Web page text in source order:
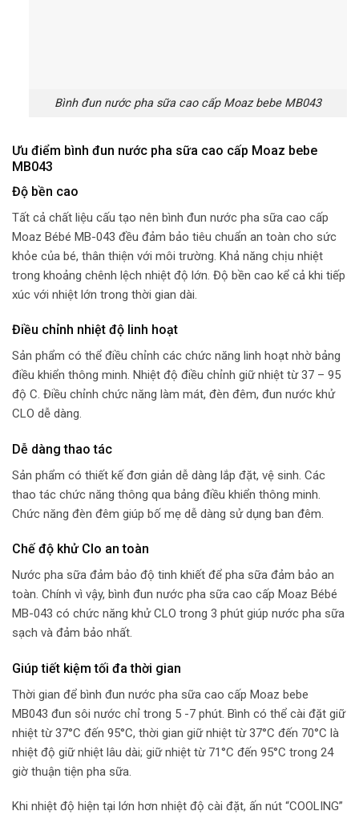
Bình đun nước pha sữa cao cấp Moaz bebe MB043
Ưu điểm bình đun nước pha sữa cao cấp Moaz bebe
MB043
Độ bền cao
Tất cả chất liệu cấu tạo nên bình đun nước pha sữa cao cấp
Moaz Bébé MB-043 đều đảm bảo tiêu chuẩn an toàn cho sức
khỏe của bé, thân thiện với môi trường. Khả năng chịu nhiệt
trong khoảng chênh lệch nhiệt độ lớn. Độ bền cao kể cả khi tiếp
xúc với nhiệt lớn trong thời gian dài.
Điều chỉnh nhiệt độ linh hoạt
Sản phẩm có thể điều chỉnh các chức năng linh hoạt nhờ bảng
điều khiển thông minh. Nhiệt độ điều chỉnh giữ nhiệt từ 37 – 95
độ C. Điều chỉnh chức năng làm mát, đèn đêm, đun nước khử
CLO dễ dàng.
Dễ dàng thao tác
Sản phẩm có thiết kế đơn giản dễ dàng lắp đặt, vệ sinh. Các
thao tác chức năng thông qua bảng điều khiển thông minh.
Chức năng đèn đêm giúp bố mẹ dễ dàng sử dụng ban đêm.
Chế độ khử Clo an toàn
Nước pha sữa đảm bảo độ tinh khiết để pha sữa đảm bảo an
toàn. Chính vì vậy, bình đun nước pha sữa cao cấp Moaz Bébé
MB-043 có chức năng khử CLO trong 3 phút giúp nước pha sữa
sạch và đảm bảo nhất.
Giúp tiết kiệm tối đa thời gian
Thời gian để bình đun nước pha sữa cao cấp Moaz bebe
MB043 đun sôi nước chỉ trong 5 -7 phút. Bình có thể cài đặt giữ
nhiệt từ 37°C đến 95°C, thời gian giữ nhiệt từ 37°C đến 70°C là
nhiệt độ giữ nhiệt lâu dài; giữ nhiệt từ 71°C đến 95°C trong 24
giờ thuận tiện pha sữa.
Khi nhiệt độ hiện tại lớn hơn nhiệt độ cài đặt, ấn nút “COOLING”